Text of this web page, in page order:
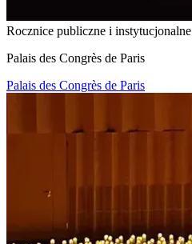
Rocznice publiczne i instytucjonalne
Palais des Congrès de Paris
Palais des Congrès de Paris